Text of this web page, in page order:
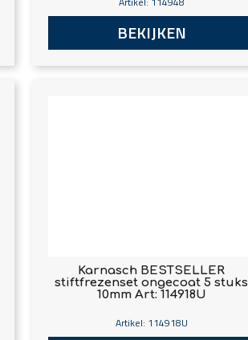
BEKIJKEN
Karnasch BESTSELLER
stiftfrezenset ongecoat 5 stuks
10mm Art: 114918U
Artikel: 114918U